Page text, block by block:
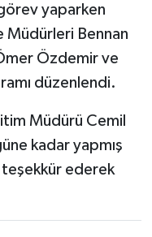
yaparken
Müdürleri Bennan
Özdemir ve
düzenlendi.
Müdürü Cemil
kadar yapmış
teşekkür ederek